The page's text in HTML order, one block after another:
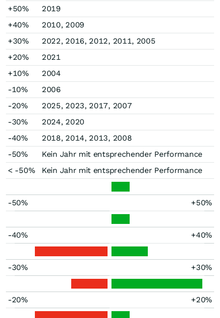
+50%
2019
+40%
2010, 2009
+30%
2022, 2016, 2012, 2011, 2005
+20%
2021
+10%
2004
-10%
2006
-20%
2025, 2023, 2017, 2007
-30%
2024, 2020
-40%
2018, 2014, 2013, 2008
-50%
Kein Jahr mit entsprechender Performance
< -50%
Kein Jahr mit entsprechender Performance
-50% +50%
-40% +40%
-30% +30%
-20% +20%